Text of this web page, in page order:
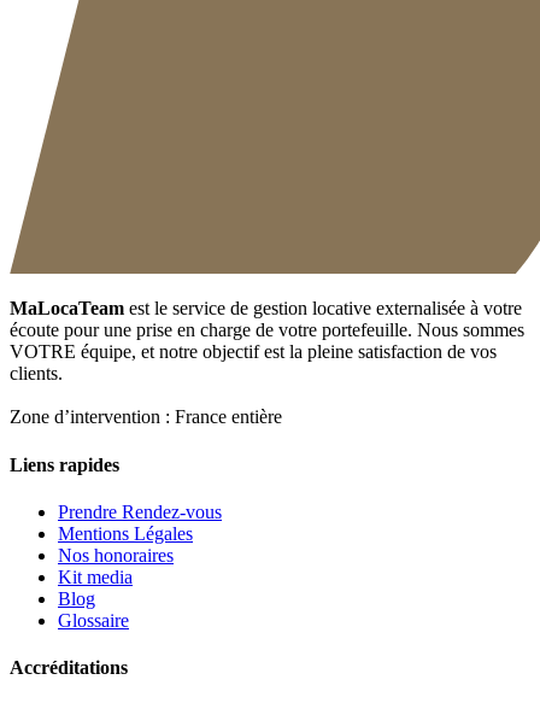
MaLocaTeam est le service de gestion locative externalisée à votre
écoute pour une prise en charge de votre portefeuille. Nous sommes
VOTRE équipe, et notre objectif est la pleine satisfaction de vos
clients.
Zone d’intervention : France entière
Liens rapides
Prendre Rendez-vous
Mentions Légales
Nos honoraires
Kit media
Blog
Glossaire
Accréditations